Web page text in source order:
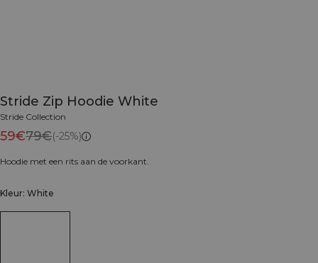
Stride Zip Hoodie White
Stride Collection
59€79€(-25%)
Hoodie met een rits aan de voorkant.
Kleur: White